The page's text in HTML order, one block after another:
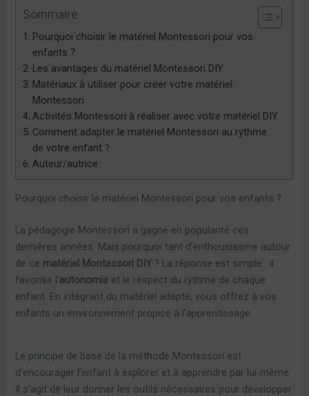
Sommaire
Pourquoi choisir le matériel Montessori pour vos
enfants ?
Les avantages du matériel Montessori DIY
Matériaux à utiliser pour créer votre matériel
Montessori
Activités Montessori à réaliser avec votre matériel DIY
Comment adapter le matériel Montessori au rythme
de votre enfant ?
Auteur/autrice
Pourquoi choisir le matériel Montessori pour vos enfants ?
La pédagogie Montessori a gagné en popularité ces
dernières années. Mais pourquoi tant d’enthousiasme autour
de ce matériel Montessori DIY ? La réponse est simple : il
favorise l’autonomie et le respect du rythme de chaque
enfant. En intégrant du matériel adapté, vous offrez à vos
enfants un environnement propice à l’apprentissage.
Le principe de base de la méthode Montessori est
d’encourager l’enfant à explorer et à apprendre par lui-même.
Il s’agit de leur donner les outils nécessaires pour développer